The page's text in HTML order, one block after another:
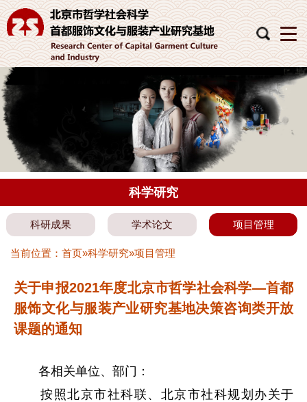
科学研究
科研成果 学术论文 项目管理
当前位置： 首页»科学研究»项目管理
关于申报2021年度北京市哲学社会科学—首都
服饰文化与服装产业研究基地决策咨询类开放
课题的通知
各相关单位、部门：
按照北京市社科联、北京市社科规划办关于